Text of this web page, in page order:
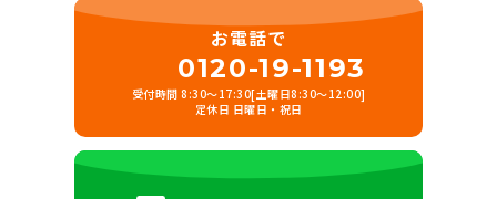
お電話で
0120-19-1193
受付時間 8:30～17:30[土曜日8:30～12:00]
定休日 日曜日・祝日